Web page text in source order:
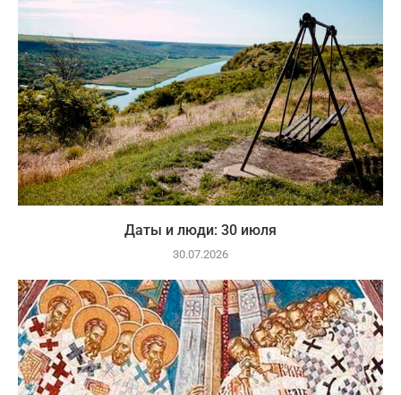
Даты и люди: 30 июля
30.07.2026